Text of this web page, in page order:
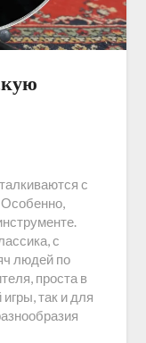
с
с
людей по
проста в
так и для